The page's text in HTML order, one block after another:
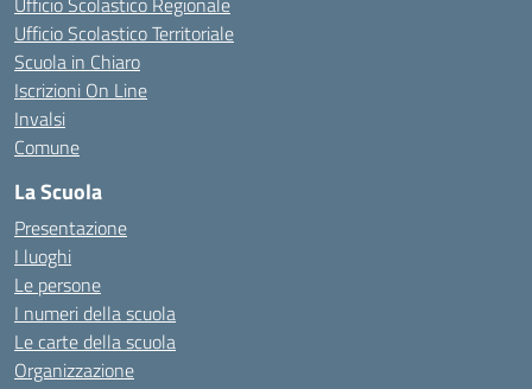
Ufficio Scolastico Territoriale
Scuola in Chiaro
Iscrizioni On Line
Invalsi
Comune
La Scuola
Presentazione
I luoghi
Le persone
I numeri della scuola
Le carte della scuola
Organizzazione